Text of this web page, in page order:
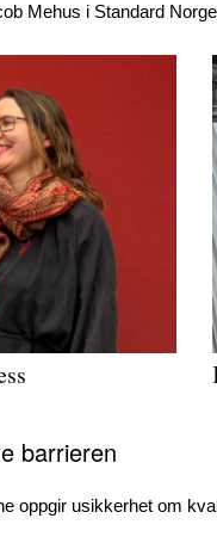
Mehus i Standard
barrieren
oppgir usikkerhet om